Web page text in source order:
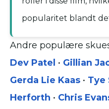
popularitet blandt
Andre populære
Dev Patel • Gillian
Gerda Lie Kaas • Tye
Herforth • Chris